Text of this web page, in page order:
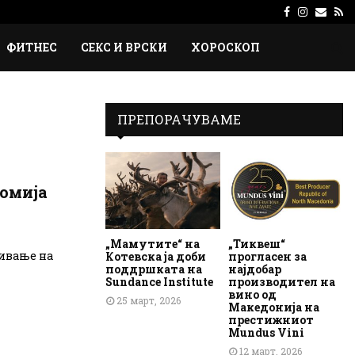
Facebook
ФИТНЕС СЕКС И ВРСКИ ХОРОСКОП
на
ПРЕПОРАЧУВАМЕ
„Мамутите“ на
Котевска ја доби
поддршката на
Sundance Institute
25 март, 2026
„Тиквеш“
прогласен за
најдобар
производител на
вино од
Македонија на
престижниот
Mundus Vini
12 март, 2026